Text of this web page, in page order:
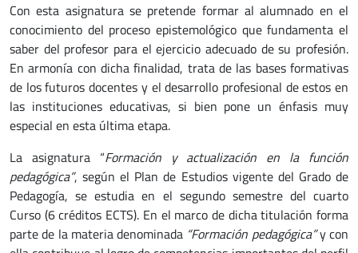
Con esta asignatura se pretende formar al alumnado en el
conocimiento del proceso epistemológico que fundamenta el
saber del profesor para el ejercicio adecuado de su profesión.
En armonía con dicha finalidad, trata de las bases formativas
de los futuros docentes y el desarrollo profesional de estos en
las instituciones educativas, si bien pone un énfasis muy
especial en esta última etapa.
La asignatura “Formación y actualización en la función
pedagógica”, según el Plan de Estudios vigente del Grado de
Pedagogía, se estudia en el segundo semestre del cuarto
Curso (6 créditos ECTS). En el marco de dicha titulación forma
parte de la materia denominada “Formación pedagógica”y con